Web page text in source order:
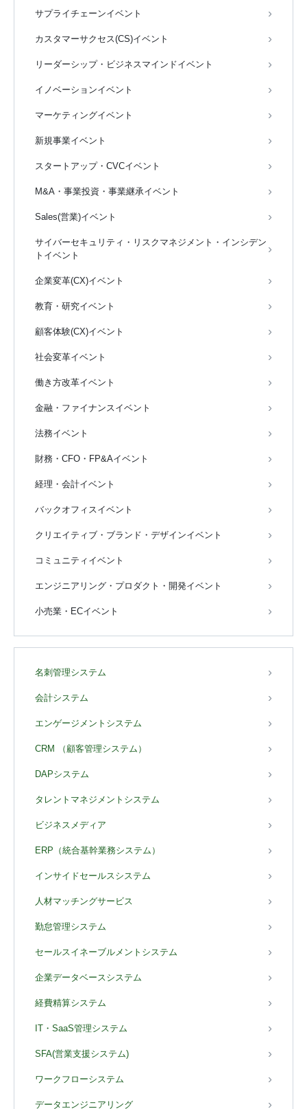
サプライチェーンイベント
カスタマーサクセス(CS)イベント
リーダーシップ・ビジネスマインドイベント
イノベーションイベント
マーケティングイベント
新規事業イベント
スタートアップ・CVCイベント
M&A・事業投資・事業継承イベント
Sales(営業)イベント
サイバーセキュリティ・リスクマネジメント・インシデン
トイベント
企業変革(CX)イベント
教育・研究イベント
顧客体験(CX)イベント
社会変革イベント
働き方改革イベント
金融・ファイナンスイベント
法務イベント
財務・CFO・FP&Aイベント
経理・会計イベント
バックオフィスイベント
クリエイティブ・ブランド・デザインイベント
コミュニティイベント
エンジニアリング・プロダクト・開発イベント
小売業・ECイベント
名刺管理システム
会計システム
エンゲージメントシステム
CRM （顧客管理システム）
DAPシステム
タレントマネジメントシステム
ビジネスメディア
ERP（統合基幹業務システム）
インサイドセールスシステム
人材マッチングサービス
勤怠管理システム
セールスイネーブルメントシステム
企業データベースシステム
経費精算システム
IT・SaaS管理システム
SFA(営業支援システム)
ワークフローシステム
データエンジニアリング